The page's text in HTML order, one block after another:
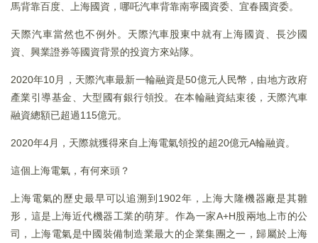
馬背靠百度、上海國資，哪吒汽車背靠南寧國資委、宜春國資委。
天際汽車當然也不例外。天際汽車股東中就有上海國資、長沙國
資、興業證券等國資背景的投資方來站隊。
2020年10月，天際汽車最新一輪融資是50億元人民幣，由地方政府
產業引導基金、大型國有銀行領投。在本輪融資結束後，天際汽車
融資總額已超過115億元。
2020年4月，天際就獲得來自上海電氣領投的超20億元A輪融資。
這個上海電氣，有何來頭？
上海電氣的歷史最早可以追溯到1902年，上海大隆機器廠是其雛
形，這是上海近代機器工業的萌芽。作為一家A+H股兩地上市的公
司，上海電氣是中國裝備制造業最大的企業集團之一，歸屬於上海